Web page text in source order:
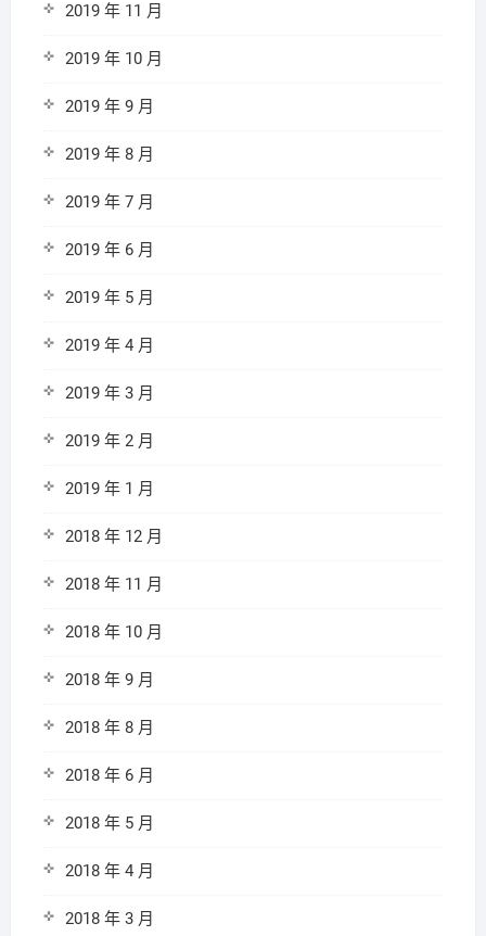
2019 年 11 月
2019 年 10 月
2019 年 9 月
2019 年 8 月
2019 年 7 月
2019 年 6 月
2019 年 5 月
2019 年 4 月
2019 年 3 月
2019 年 2 月
2019 年 1 月
2018 年 12 月
2018 年 11 月
2018 年 10 月
2018 年 9 月
2018 年 8 月
2018 年 6 月
2018 年 5 月
2018 年 4 月
2018 年 3 月